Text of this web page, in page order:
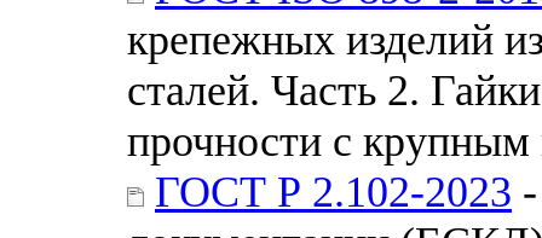
крепежных изделий
сталей. Часть 2.
прочности с
ГОСТ Р 2.102-2023